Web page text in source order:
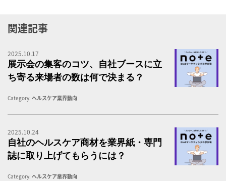
関連記事
2025.10.17
展示会の集客のコツ、自社ブースに立
ち寄る来場者の数は何で決まる？
Category: ヘルスケア業界動向
2025.10.24
自社のヘルスケア商材を業界紙・専門
誌に取り上げてもらうには？
Category: ヘルスケア業界動向